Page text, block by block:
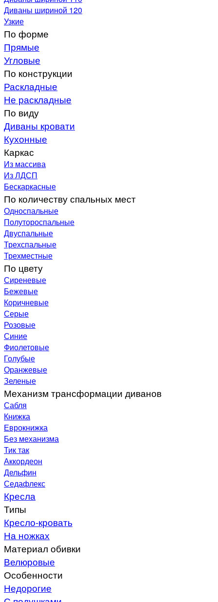
Диваны шириной 120
Узкие
По форме
Прямые
Угловые
По конструкции
Раскладные
Не раскладные
По виду
Диваны кровати
Кухонные
Каркас
Из массива
Из ЛДСП
Бескаркасные
По количеству спальных мест
Односпальные
Полутороспальные
Двуспальные
Трехспальные
Трехместные
По цвету
Сиреневые
Бежевые
Коричневые
Серые
Розовые
Синие
Фиолетовые
Голубые
Оранжевые
Зеленые
Механизм трансформации диванов
Сабля
Книжка
Еврокнижка
Без механизма
Тик так
Аккордеон
Дельфин
Седафлекс
Кресла
Типы
Кресло-кровать
На ножках
Материал обивки
Велюровые
Особенности
Недорогие